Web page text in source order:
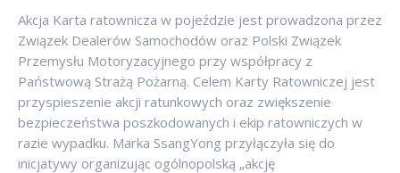
Akcja Karta ratownicza w pojeździe jest prowadzona przez
Związek Dealerów Samochodów oraz Polski Związek
Przemysłu Motoryzacyjnego przy współpracy z
Państwową Strażą Pożarną. Celem Karty Ratowniczej jest
przyspieszenie akcji ratunkowych oraz zwiększenie
bezpieczeństwa poszkodowanych i ekip ratowniczych w
razie wypadku. Marka SsangYong przyłączyła się do
inicjatywy organizując ogólnopolską „akcję